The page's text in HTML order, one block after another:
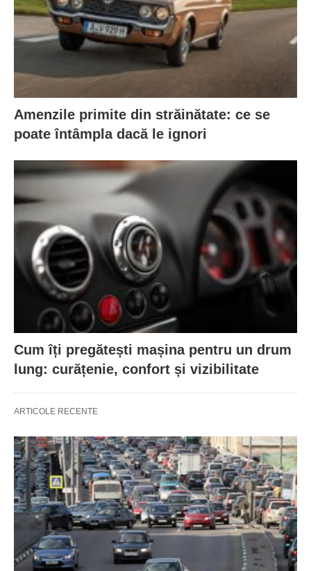
Amenzile primite din străinătate: ce se
poate întâmpla dacă le ignori
Cum îți pregătești mașina pentru un drum
lung: curățenie, confort și vizibilitate
ARTICOLE RECENTE